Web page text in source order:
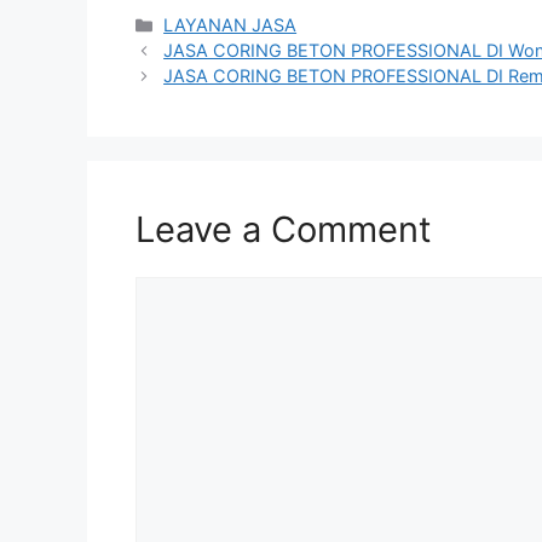
Categories
LAYANAN JASA
JASA CORING BETON PROFESSIONAL DI
JASA CORING BETON PROFESSIONAL DI
Leave a Comment